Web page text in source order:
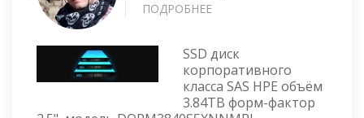
ПОДРОБНЕЕ
HPE
3.84TB
2.5"
—
SSD диск
корпоративного
класса SAS HPE объём
3.84TB форм-фактор